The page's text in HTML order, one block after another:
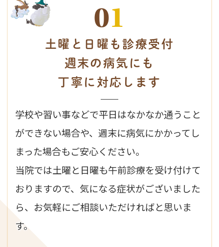
01
土曜と日曜も診療受付
週末の病気にも
丁寧に対応します
学校や習い事などで平日はなかなか通うこと
ができない場合や、週末に病気にかかってし
まった場合もご安心ください。
当院では土曜と日曜も午前診療を受け付けて
おりますので、気になる症状がございました
ら、お気軽にご相談いただければと思いま
す。